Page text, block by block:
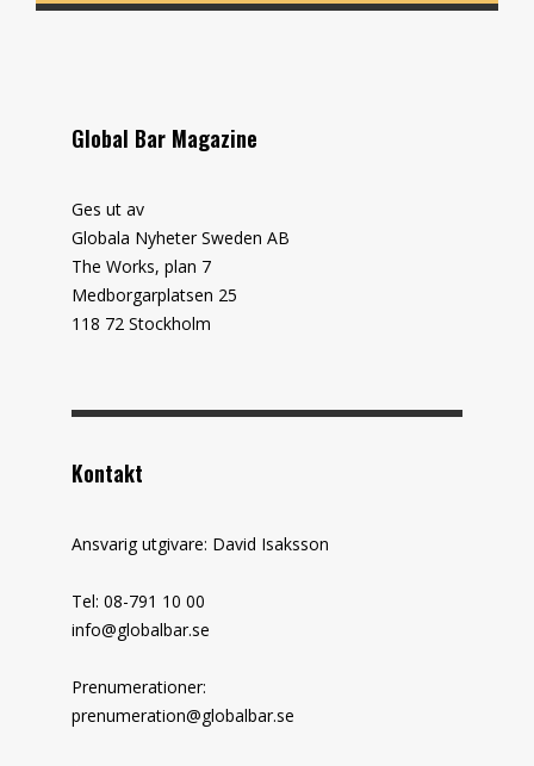
Global Bar Magazine
Ges ut av
Globala Nyheter Sweden AB
The Works, plan 7
Medborgarplatsen 25
118 72 Stockholm
Kontakt
Ansvarig utgivare: David Isaksson
Tel: 08-791 10 00
info@globalbar.se
Prenumerationer:
prenumeration@globalbar.se